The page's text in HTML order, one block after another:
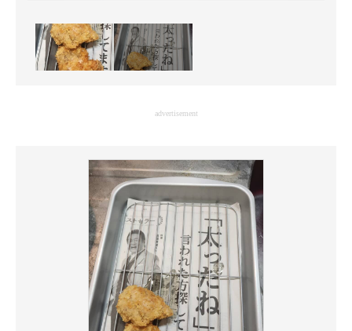
マーケ×ITの今がよく分かる
ITエンジニア向け専門サイト
製造業のIT導入・活用を支援
モノづくり技術者専門サイト
エレクトロニクス専門サイト
電子設計の基本と応用
エネルギーの専門メディア
advertisement